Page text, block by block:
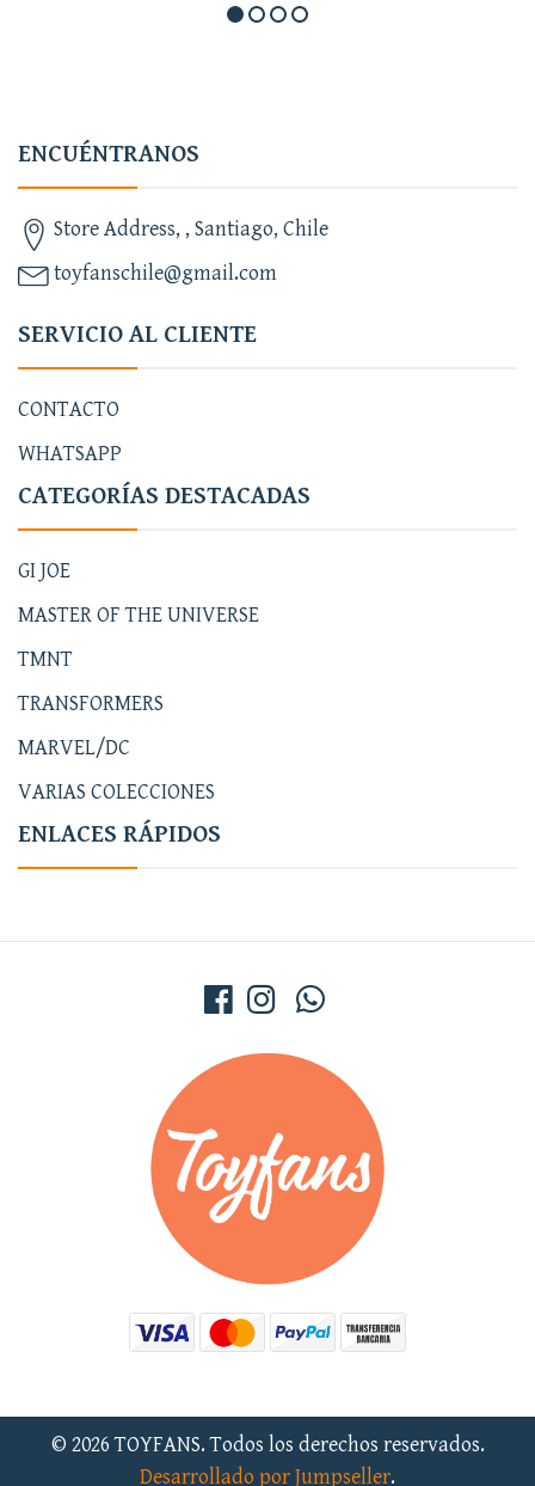
ENCUÉNTRANOS
Store Address, , Santiago, Chile
toyfanschile@gmail.com
SERVICIO AL CLIENTE
CONTACTO
WHATSAPP
CATEGORÍAS DESTACADAS
GI JOE
MASTER OF THE UNIVERSE
TMNT
TRANSFORMERS
MARVEL/DC
VARIAS COLECCIONES
ENLACES RÁPIDOS
© 2026 TOYFANS. Todos los derechos reservados.
Desarrollado por Jumpseller.